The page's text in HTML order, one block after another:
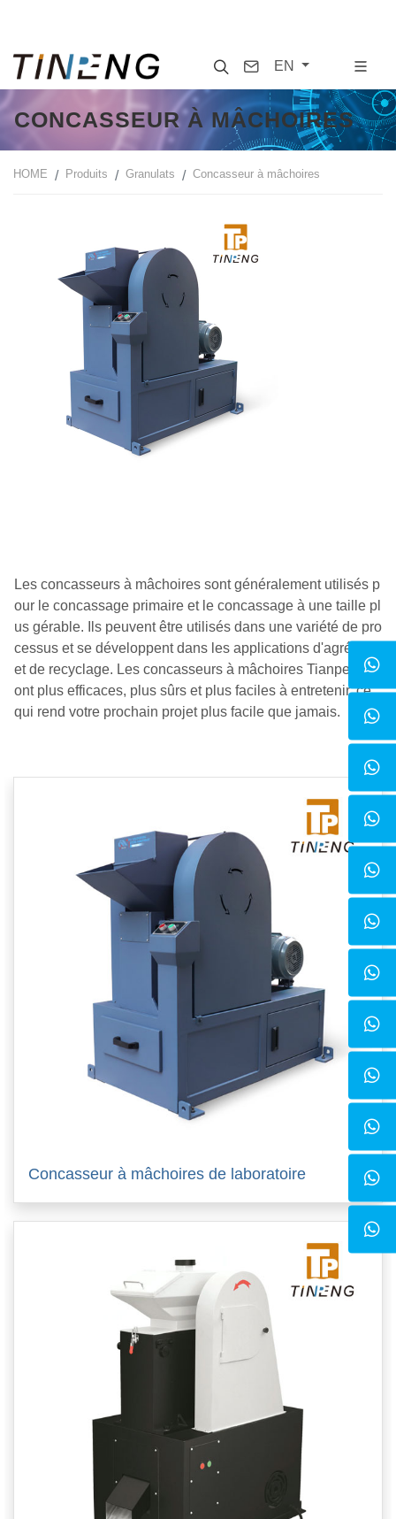
SearchContact
EN
CONCASSEUR À MÂCHOIRES
HOME Produits Granulats Concasseur à mâchoires
Les concasseurs à mâchoires sont généralement utilisés p
our le concassage primaire et le concassage à une taille pl
us gérable. Ils peuvent être utilisés dans une variété de pro
cessus et se développent dans les applications d'agrégats
et de recyclage. Les concasseurs à mâchoires Tianpeng s
ont plus efficaces, plus sûrs et plus faciles à entretenir, ce
qui rend votre prochain projet plus facile que jamais.
Concasseur à mâchoires de laboratoire